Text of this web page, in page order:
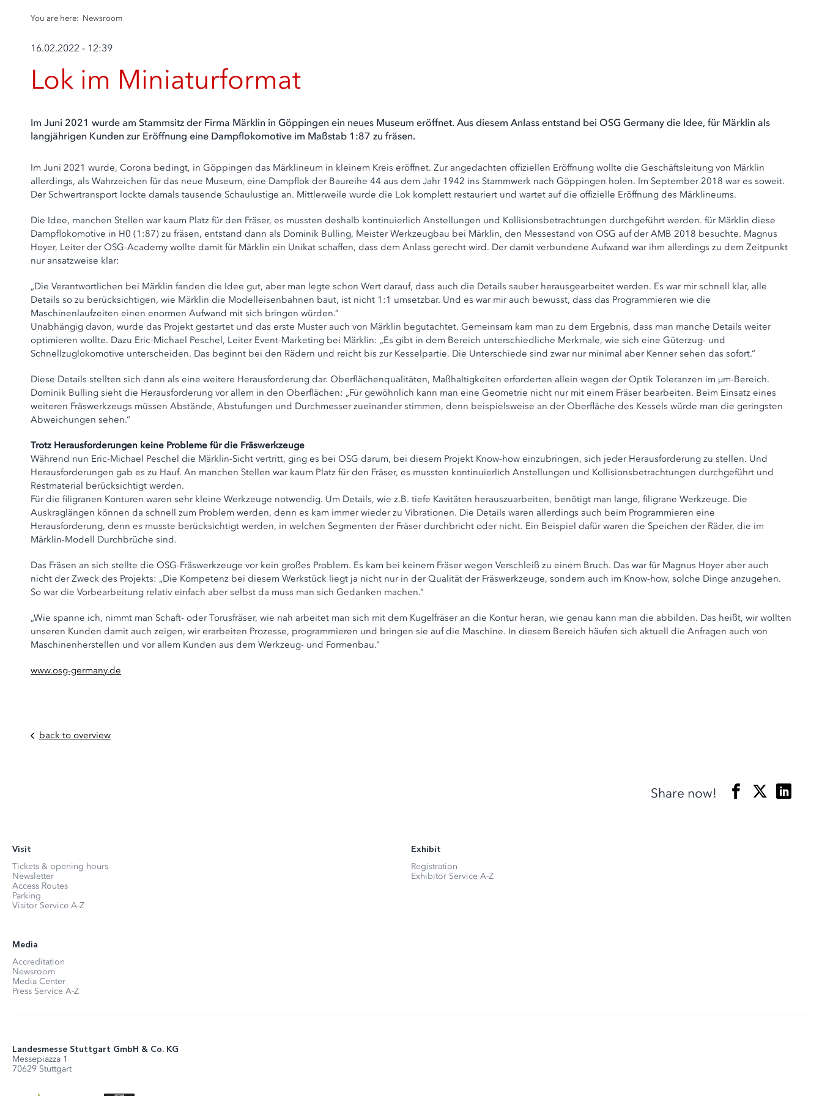
You are here: Newsroom
16.02.2022 - 12:39
Lok im Miniaturformat
Im Juni 2021 wurde am Stammsitz der Firma Märklin in Göppingen ein neues Museum eröffnet. Aus diesem Anlass entstand bei OSG Germany die Idee, für Märklin als
langjährigen Kunden zur Eröffnung eine Dampflokomotive im Maßstab 1:87 zu fräsen.
Im Juni 2021 wurde, Corona bedingt, in Göppingen das Märklineum in kleinem Kreis eröffnet. Zur angedachten offiziellen Eröffnung wollte die Geschäftsleitung von Märklin
allerdings, als Wahrzeichen für das neue Museum, eine Dampflok der Baureihe 44 aus dem Jahr 1942 ins Stammwerk nach Göppingen holen. Im September 2018 war es soweit.
Der Schwertransport lockte damals tausende Schaulustige an. Mittlerweile wurde die Lok komplett restauriert und wartet auf die offizielle Eröffnung des Märklineums.
Die Idee, manchen Stellen war kaum Platz für den Fräser, es mussten deshalb kontinuierlich Anstellungen und Kollisionsbetrachtungen durchgeführt werden. für Märklin diese
Dampflokomotive in H0 (1:87) zu fräsen, entstand dann als Dominik Bulling, Meister Werkzeugbau bei Märklin, den Messestand von OSG auf der AMB 2018 besuchte. Magnus
Hoyer, Leiter der OSG-Academy wollte damit für Märklin ein Unikat schaffen, dass dem Anlass gerecht wird. Der damit verbundene Aufwand war ihm allerdings zu dem Zeitpunkt
nur ansatzweise klar:
„Die Verantwortlichen bei Märklin fanden die Idee gut, aber man legte schon Wert darauf, dass auch die Details sauber herausgearbeitet werden. Es war mir schnell klar, alle
Details so zu berücksichtigen, wie Märklin die Modelleisenbahnen baut, ist nicht 1:1 umsetzbar. Und es war mir auch bewusst, dass das Programmieren wie die
Maschinenlaufzeiten einen enormen Aufwand mit sich bringen würden.“
Unabhängig davon, wurde das Projekt gestartet und das erste Muster auch von Märklin begutachtet. Gemeinsam kam man zu dem Ergebnis, dass man manche Details weiter
optimieren wollte. Dazu Eric-Michael Peschel, Leiter Event-Marketing bei Märklin: „Es gibt in dem Bereich unterschiedliche Merkmale, wie sich eine Güterzug- und
Schnellzuglokomotive unterscheiden. Das beginnt bei den Rädern und reicht bis zur Kesselpartie. Die Unterschiede sind zwar nur minimal aber Kenner sehen das sofort.“
Diese Details stellten sich dann als eine weitere Herausforderung dar. Oberflächenqualitäten, Maßhaltigkeiten erforderten allein wegen der Optik Toleranzen im µm-Bereich.
Dominik Bulling sieht die Herausforderung vor allem in den Oberflächen: „Für gewöhnlich kann man eine Geometrie nicht nur mit einem Fräser bearbeiten. Beim Einsatz eines
weiteren Fräswerkzeugs müssen Abstände, Abstufungen und Durchmesser zueinander stimmen, denn beispielsweise an der Oberfläche des Kessels würde man die geringsten
Abweichungen sehen.“
Trotz Herausforderungen keine Probleme für die Fräswerkzeuge
Während nun Eric-Michael Peschel die Märklin-Sicht vertritt, ging es bei OSG darum, bei diesem Projekt Know-how einzubringen, sich jeder Herausforderung zu stellen. Und
Herausforderungen gab es zu Hauf. An manchen Stellen war kaum Platz für den Fräser, es mussten kontinuierlich Anstellungen und Kollisionsbetrachtungen durchgeführt und
Restmaterial berücksichtigt werden.
Für die filigranen Konturen waren sehr kleine Werkzeuge notwendig. Um Details, wie z.B. tiefe Kavitäten herauszuarbeiten, benötigt man lange, filigrane Werkzeuge. Die
Auskraglängen können da schnell zum Problem werden, denn es kam immer wieder zu Vibrationen. Die Details waren allerdings auch beim Programmieren eine
Herausforderung, denn es musste berücksichtigt werden, in welchen Segmenten der Fräser durchbricht oder nicht. Ein Beispiel dafür waren die Speichen der Räder, die im
Märklin-Modell Durchbrüche sind.
Das Fräsen an sich stellte die OSG-Fräswerkzeuge vor kein großes Problem. Es kam bei keinem Fräser wegen Verschleiß zu einem Bruch. Das war für Magnus Hoyer aber auch
nicht der Zweck des Projekts: „Die Kompetenz bei diesem Werkstück liegt ja nicht nur in der Qualität der Fräswerkzeuge, sondern auch im Know-how, solche Dinge anzugehen.
So war die Vorbearbeitung relativ einfach aber selbst da muss man sich Gedanken machen.“
„Wie spanne ich, nimmt man Schaft- oder Torusfräser, wie nah arbeitet man sich mit dem Kugelfräser an die Kontur heran, wie genau kann man die abbilden. Das heißt, wir wollten
unseren Kunden damit auch zeigen, wir erarbeiten Prozesse, programmieren und bringen sie auf die Maschine. In diesem Bereich häufen sich aktuell die Anfragen auch von
Maschinenherstellen und vor allem Kunden aus dem Werkzeug- und Formenbau.“
www.osg-germany.de
back to overview
Share now!
Visit
Tickets & opening hours
Newsletter
Access Routes
Parking
Visitor Service A-Z
Exhibit
Registration
Exhibitor Service A-Z
Media
Accreditation
Newsroom
Media Center
Press Service A-Z
Landesmesse Stuttgart GmbH & Co. KG
Messepiazza 1
70629 Stuttgart